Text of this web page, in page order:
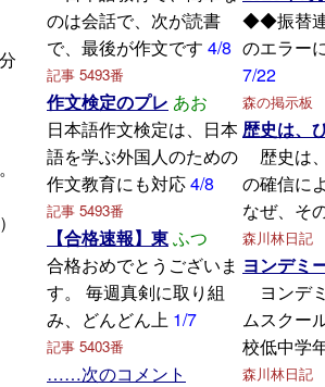
のは会話で、次が読書
で、最後が作文です 4/8
記事 5493番
作文検定のプレ あお
日本語作文検定は、日本
語を学ぶ外国人のための
作文教育にも対応4/8
記事 5493番
【合格速報】東ふつ
合格おめでとうございま
す。 毎週真剣に取り組
み、どんどん上 1/7
記事 5403番
……次のコメント
◆◆振替
のエラー
7/22
森の掲示板
歴史は、
歴史は
の確信に
なぜ、そ
森川林日記
ヨンデミ
ヨンデ
ムスクー
校低中学
森川林日記